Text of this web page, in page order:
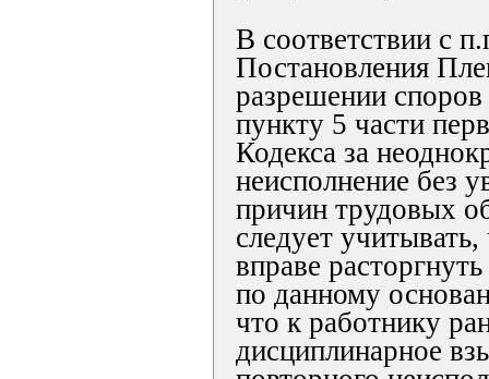
В соответствии с
Постановления
разрешении
пункту 5 части
Кодекса за
неисполнение без
причин трудовых
следует
вправе
по данному
что к работнику
дисциплинарное